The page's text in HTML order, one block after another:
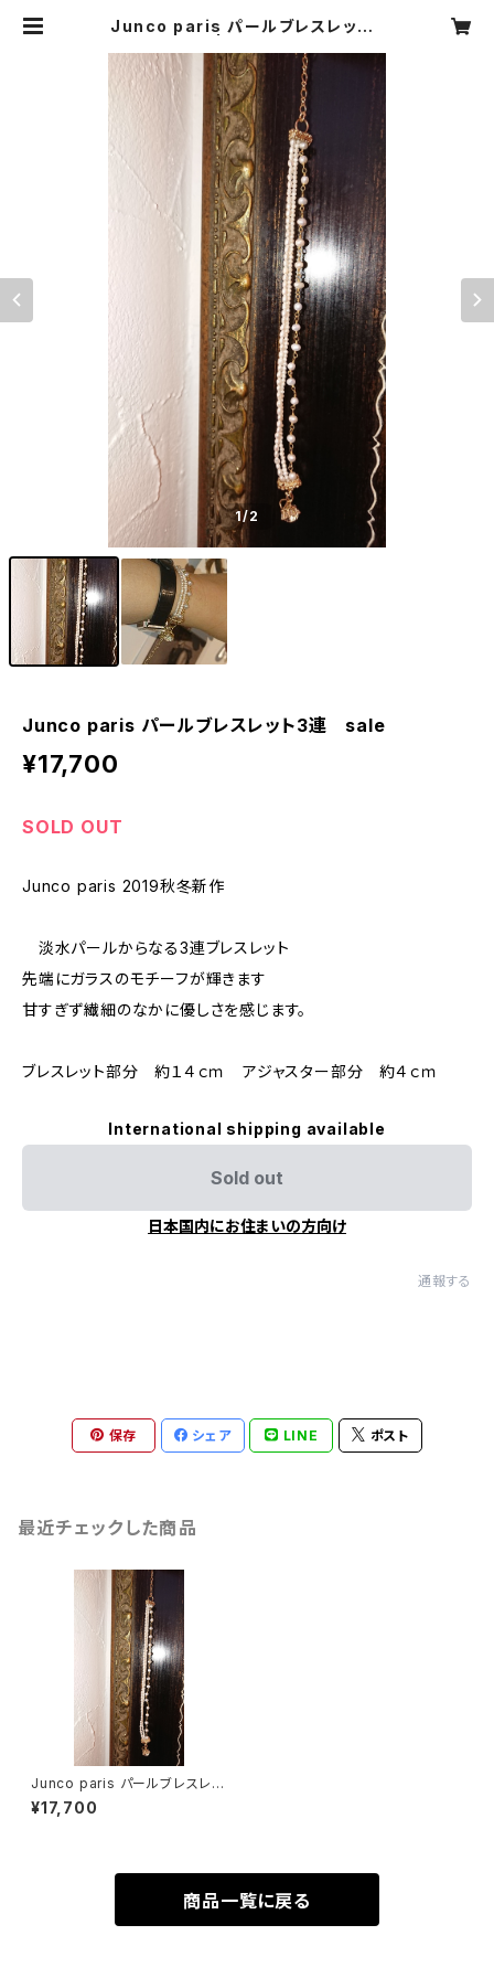
Junco paris パールブレスレット3
1/2
Junco paris パールブレスレット3連 sale
¥17,700
SOLD OUT
Junco paris 2019秋冬新作
淡水パールからなる3連ブレスレット
先端にガラスのモチーフが輝きます
甘すぎず繊細のなかに優しさを感じます。
ブレスレット部分 約１４ｃｍ アジャスター部分 約４ｃｍ
International shipping available
Sold out
日本国内にお住まいの方向け
通報する
保存 シェア LINE ポスト
最近チェックした商品
Junco paris パールブレスレッ
ト3連 sale
¥17,700
商品一覧に戻る